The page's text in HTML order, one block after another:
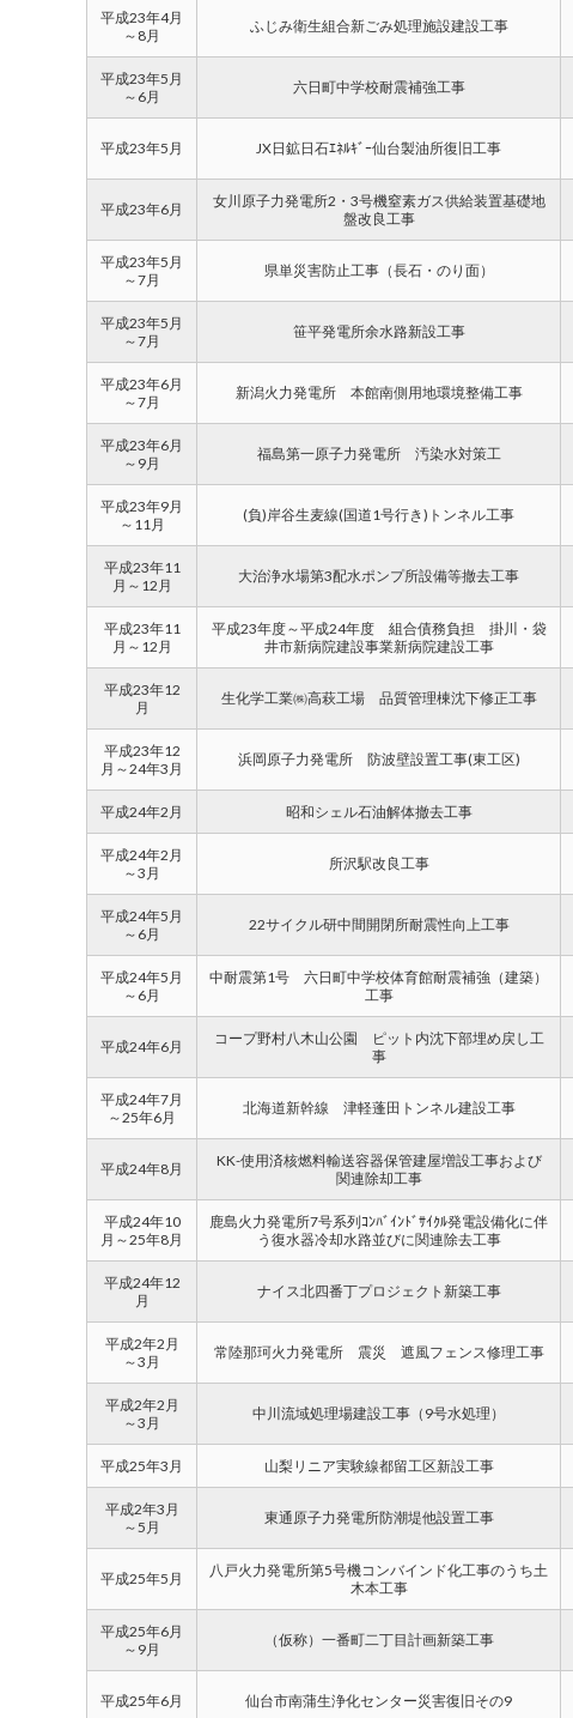
平成23年4月
～8月
ふじみ衛生組合新ごみ処理施設建設工事
平成23年5月
～6月
六日町中学校耐震補強工事
平成23年5月 JX日鉱日石ｴﾈﾙｷﾞｰ仙台製油所復旧工事
平成23年6月
女川原子力発電所2・3号機窒素ガス供給装置基礎地
盤改良工事
平成23年5月
～7月
県単災害防止工事（長石・のり面）
平成23年5月
～7月
笹平発電所余水路新設工事
平成23年6月
～7月
新潟火力発電所 本館南側用地環境整備工事
平成23年6月
～9月
福島第一原子力発電所 汚染水対策工
平成23年9月
～11月
(負)岸谷生麦線(国道1号行き)トンネル工事
平成23年11
月～12月
大治浄水場第3配水ポンプ所設備等撤去工事
平成23年11
月～12月
平成23年度～平成24年度 組合債務負担 掛川・袋
井市新病院建設事業新病院建設工事
平成23年12
月
生化学工業㈱高萩工場 品質管理棟沈下修正工事
平成23年12
月～24年3月
浜岡原子力発電所 防波壁設置工事(東工区)
平成24年2月 昭和シェル石油解体撤去工事
平成24年2月
～3月
所沢駅改良工事
平成24年5月
～6月
22サイクル研中間開閉所耐震性向上工事
平成24年5月
～6月
中耐震第1号 六日町中学校体育館耐震補強（建築）
工事
平成24年6月
コープ野村八木山公園 ピット内沈下部埋め戻し工
事
平成24年7月
～25年6月
北海道新幹線 津軽蓬田トンネル建設工事
平成24年8月
KK-使用済核燃料輸送容器保管建屋増設工事および
関連除却工事
平成24年10
月～25年8月
鹿島火力発電所7号系列ｺﾝﾊﾞｲﾝﾄﾞｻｲｸﾙ発電設備化に伴
う復水器冷却水路並びに関連除去工事
平成24年12
月
ナイス北四番丁プロジェクト新築工事
平成2年2月
～3月
常陸那珂火力発電所 震災 遮風フェンス修理工事
平成2年2月
～3月
中川流域処理場建設工事（9号水処理）
平成25年3月 山梨リニア実験線都留工区新設工事
平成2年3月
～5月
東通原子力発電所防潮堤他設置工事
平成25年5月
八戸火力発電所第5号機コンバインド化工事のうち土
木本工事
平成25年6月
～9月
（仮称）一番町二丁目計画新築工事
平成25年6月 仙台市南蒲生浄化センター災害復旧その9